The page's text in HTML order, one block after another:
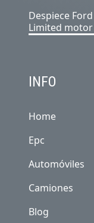
Despiece
Limited motor
INFO
Home
Epc
Automóviles
Camiones
Blog